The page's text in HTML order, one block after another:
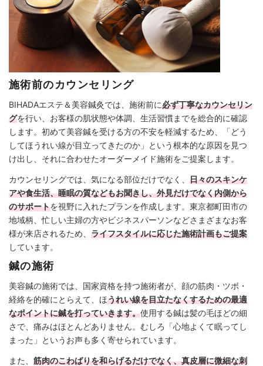
施術前のカウンセリング
BIHADAエステ＆美容鍼灸では、施術前に必ず丁寧なカウンセリン
グを行い、お客様の肌状態や体調、生活習慣までを総合的に確認
します。初めて美容鍼を受ける方の不安を軽減するため、「どう
してほうれい線が目立ってきたのか」という根本的な原因を見つ
け出し、それに合わせたオーダーメイド施術をご提案します。
カウンセリングでは、気になる部位だけでなく、 日々のスキンケ
アや食生活、睡眠の質などもお聞きし、外見だけでなく内側から
のサポートを視野に入れたプランを作成します。東京都町田市の
地域柄、忙しい主婦の方やビジネスパーソンなどさまざまなお客
様が来店されるため、 ライフスタイルに応じた施術計画もご提案
しています。
鍼の施術
美容鍼の施術では、国家資格を持つ施術者が、顔の筋肉・ツボ・
経絡を的確にとらえて、ほうれい線を目立たなくするための最適
なポイントに鍼を打っていきます。使用する鍼は髪の毛ほどの細
さで、痛みはほとんどありません。むしろ「心地よくて眠ってし
まった」というお声も多く寄せられています。
また、 筋肉のこわばりを和らげるだけでなく、真皮層に微細な刺